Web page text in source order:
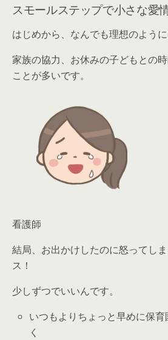
スモールステップで小さな愛
はじめから、なんでも理想のように
家族の協力、お休みの子どもとの
ことが多いです。
看護師
結局、お出かけしたのに怒ってし
ス！
少しずつでいいんです。
いつもよりちょっと早めに保
く